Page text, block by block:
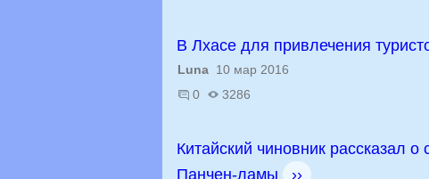
В Лхасе для привлечения
Luna 10 мар 2016
0
3286
Китайский чиновник рассказал
Панчен-ламы
››